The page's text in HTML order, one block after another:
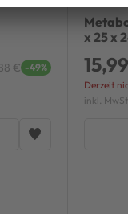
€ -49%
x 25 x
Derzeit
inkl.